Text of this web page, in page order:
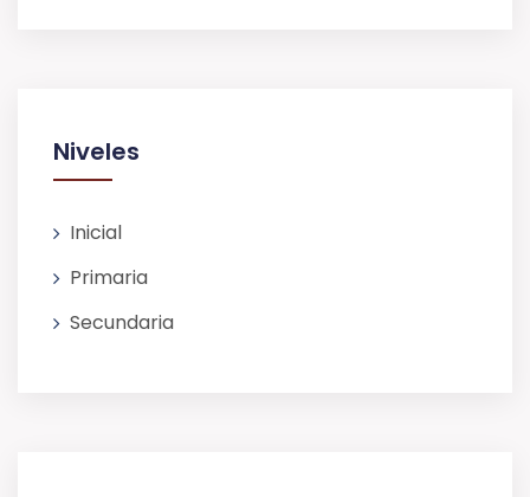
Niveles
Inicial
Primaria
Secundaria